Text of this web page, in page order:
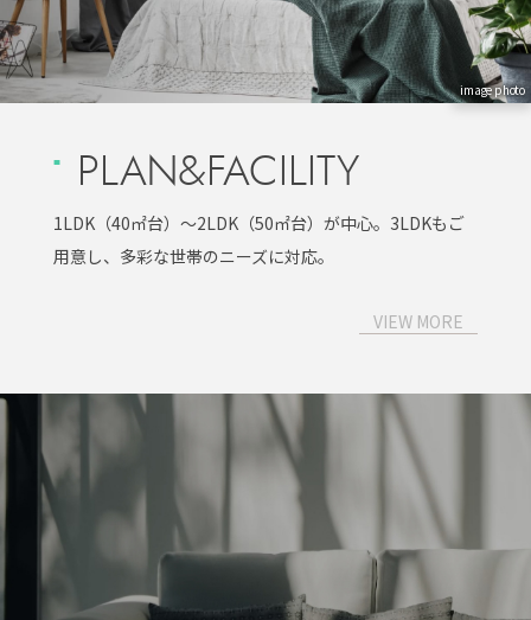
image photo
PLAN&FACILITY
1LDK（40㎡台）〜2LDK（50㎡台）が中心。3LDKもご
用意し、多彩な世帯のニーズに対応。
VIEW MORE